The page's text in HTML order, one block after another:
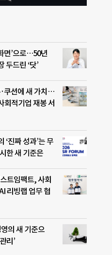
면’으로…50년
두드린 ‘닷’
쿠션에 새 가치…
회적기업 재봉 서
‘진짜 성과’는 무
한 새 기준은
트임팩트, 사회
리빙랩 업무 협
의 새 기준으
리’